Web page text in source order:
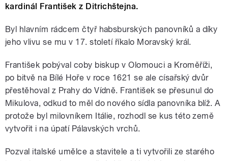
kardinál František z Ditrichštejna.
Byl hlavním rádcem čtyř habsburských panovníků a díky
jeho vlivu se mu v 17. století říkalo Moravský král.
František pobýval coby biskup v Olomouci a Kroměříži,
po bitvě na Bílé Hoře v roce 1621 se ale císařský dvůr
přestěhoval z Prahy do Vídně. František se přesunul do
Mikulova, odkud to měl do nového sídla panovníka blíž. A
protože byl milovníkem Itálie, rozhodl se kus této země
vytvořit i na úpatí Pálavských vrchů.
Pozval italské umělce a stavitele a ti vytvořili ze starého